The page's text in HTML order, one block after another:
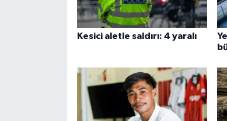
Kesici aletle saldırı: 4 yaralı